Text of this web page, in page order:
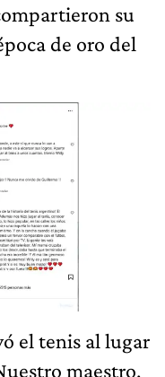
su
de oro del
el tenis al lugar
maestro,